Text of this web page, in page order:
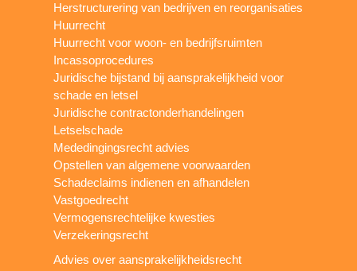
Herstructurering van bedrijven en reorganisaties
Huurrecht
Huurrecht voor woon- en bedrijfsruimten
Incassoprocedures
Juridische bijstand bij aansprakelijkheid voor
schade en letsel
Juridische contractonderhandelingen
Letselschade
Mededingingsrecht advies
Opstellen van algemene voorwaarden
Schadeclaims indienen en afhandelen
Vastgoedrecht
Vermogensrechtelijke kwesties
Verzekeringsrecht
Advies over aansprakelijkheidsrecht